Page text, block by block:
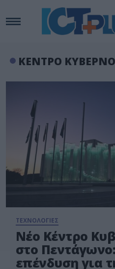
ΚΕΝΤΡΟ
ΤΕΧΝΟΛΟΓΙΕΣ
Νέο Κέντρο
στο
επένδυση για